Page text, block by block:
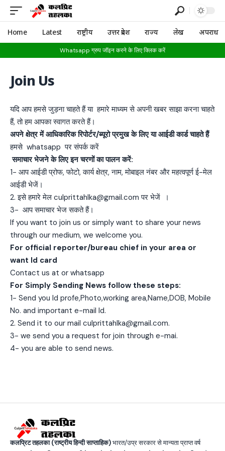
Home Latest राष्ट्रीय उत्तर प्रदेश राज्य लेख अपराध
Whatsapp ग्रुप जॉइन करने के लिए क्लिक करें
Join Us
यदि आप हमसे जुड़ना चाहते हैं या हमारे माध्यम से अपनी खबर साझा करना चाहते
हैं, तो हम आपका स्वागत करते हैं।
अपने क्षेत्र में आधिकारिक रिपोर्टर/ब्यूरो प्रमुख के लिए या आईडी कार्ड चाहते हैं
हमसे whatsapp पर संपर्क करें
समाचार भेजने के लिए इन चरणों का पालन करें:
1- आप आईडी प्रोफ, फोटो, कार्य क्षेत्र, नाम, मोबाइल नंबर और महत्वपूर्ण ई-मेल
आईडी भेजें।
2. इसे हमारे मेल culprittahlka@gmail.com पर भेजें ।
3- आप समाचार भेज सकते हैं।
If you want to join us or simply want to share your news
through our medium, we welcome you.
For official reporter/bureau chief in your area or
want Id card
Contact us at or whatsapp
For Simply Sending News follow these steps:
1- Send you Id profe,Photo,working area,Name,DOB, Mobile
No. and important e-mail Id.
2. Send it to our mail culprittahlka@gmail.com.
3- we send you a request for join through e-mai.
4- you are able to send news.
कलप्रिट तहलका (राष्ट्रीय हिन्दी साप्ताहिक)भारत/उप्र सरकार से मान्यता प्राप्त वर्ष